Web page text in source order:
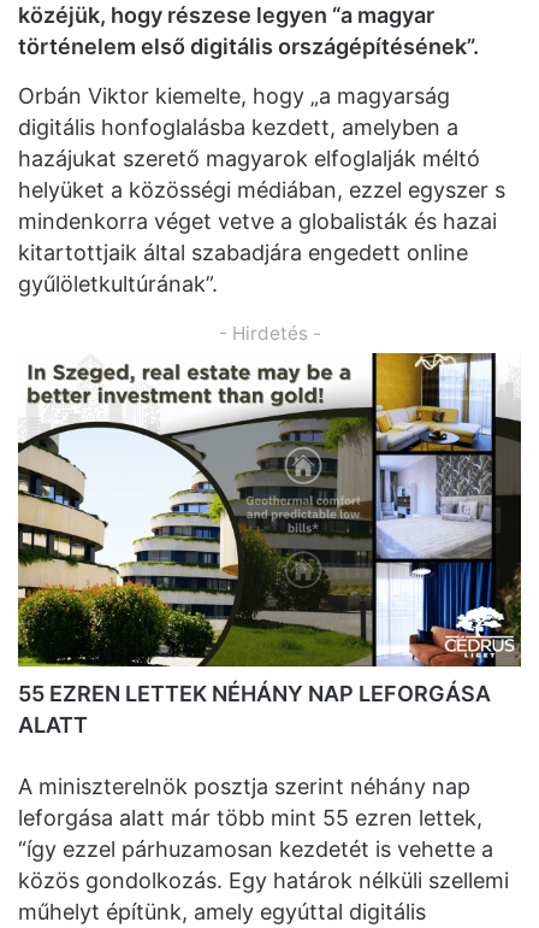
közéjük, hogy részese legyen “a magyar
történelem első digitális országépítésének”.
Orbán Viktor kiemelte, hogy „a magyarság
digitális honfoglalásba kezdett, amelyben a
hazájukat szerető magyarok elfoglalják méltó
helyüket a közösségi médiában, ezzel egyszer s
mindenkorra véget vetve a globalisták és hazai
kitartottjaik által szabadjára engedett online
gyűlöletkultúrának”.
- Hirdetés -
55 EZREN LETTEK NÉHÁNY NAP LEFORGÁSA
ALATT
A miniszterelnök posztja szerint néhány nap
leforgása alatt már több mint 55 ezren lettek,
“így ezzel párhuzamosan kezdetét is vehette a
közös gondolkozás. Egy határok nélküli szellemi
műhelyt építünk, amely egyúttal digitális